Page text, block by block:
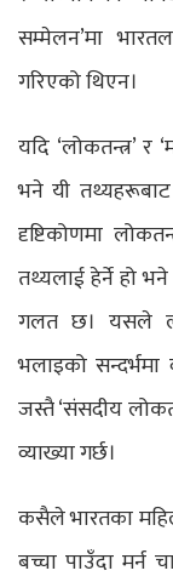
सम्मेलन’मा
गरिएको थिएन।
यदि ‘लोकतन्त्र’
भने यी तथ्यहरूबाट
दृष्टिकोणमा
तथ्यलाई हेर्ने हो
गलत छ। यसले
भलाइको सन्दर्भमा
जस्तै ‘संसदीय
व्याख्या गर्छ।
कसैले भारतका
बच्चा पाउँदा मर्न